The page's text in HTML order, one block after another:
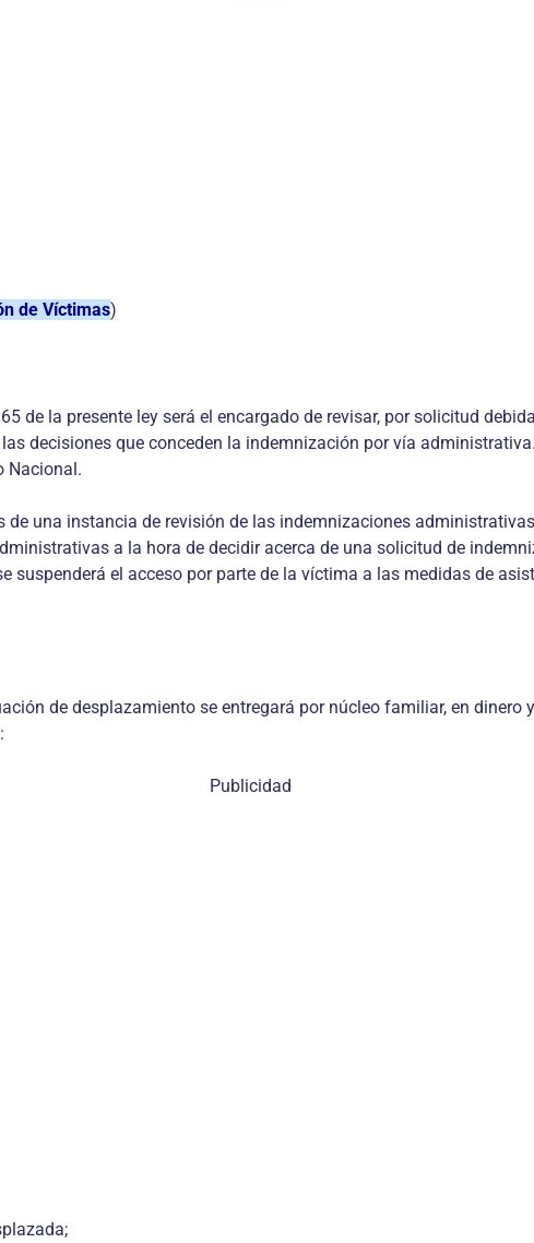
de Víctimas)
de la presente ley será el encargado de revisar, por solicitud
decisiones que conceden la indemnización por vía
Nacional.
una instancia de revisión de las indemnizaciones
a la hora de decidir acerca de una solicitud de
suspenderá el acceso por parte de la víctima a las medidas de
de desplazamiento se entregará por núcleo familiar, en dinero
Publicidad